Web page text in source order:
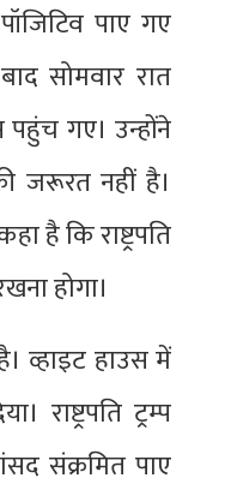
पाए गए
सोमवार रात
पहुंच गए। उन्होंने
जरूरत नहीं है।
है कि राष्ट्रपति
होगा।
व्हाइट हाउस में
राष्ट्रपति ट्रम्प
संक्रमित पाए